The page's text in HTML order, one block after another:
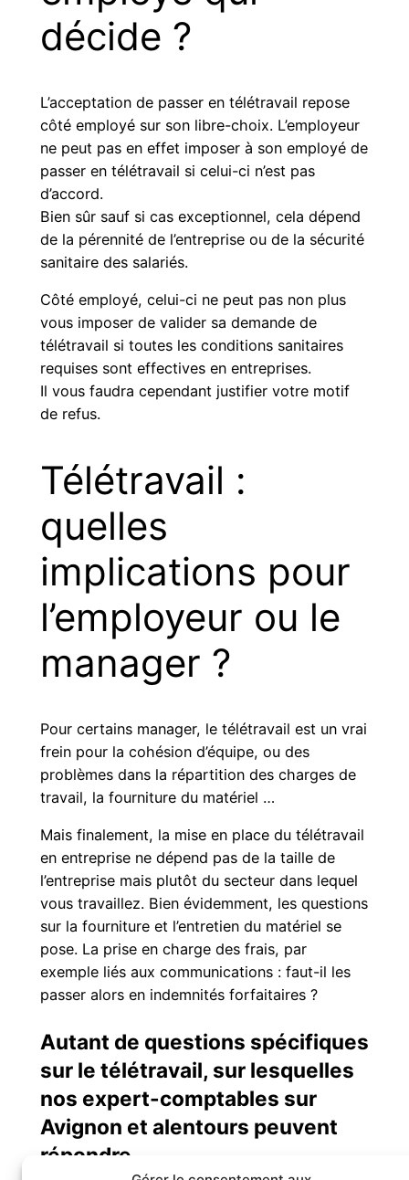
décide ?
L’acceptation de passer en télétravail repose
côté employé sur son libre-choix. L’employeur
ne peut pas en effet imposer à son employé de
passer en télétravail si celui-ci n’est pas
d’accord.
Bien sûr sauf si cas exceptionnel, cela dépend
de la pérennité de l’entreprise ou de la sécurité
sanitaire des salariés.
Côté employé, celui-ci ne peut pas non plus
vous imposer de valider sa demande de
télétravail si toutes les conditions sanitaires
requises sont effectives en entreprises.
Il vous faudra cependant justifier votre motif
de refus.
Télétravail :
quelles
implications pour
l’employeur ou le
manager ?
Pour certains manager, le télétravail est un vrai
frein pour la cohésion d’équipe, ou des
problèmes dans la répartition des charges de
travail, la fourniture du matériel …
Mais finalement, la mise en place du télétravail
en entreprise ne dépend pas de la taille de
l’entreprise mais plutôt du secteur dans lequel
vous travaillez. Bien évidemment, les questions
sur la fourniture et l’entretien du matériel se
pose. La prise en charge des frais, par
exemple liés aux communications : faut-il les
passer alors en indemnités forfaitaires ?
Autant de questions spécifiques
sur le télétravail, sur lesquelles
nos expert-comptables sur
Avignon et alentours peuvent
répondre.